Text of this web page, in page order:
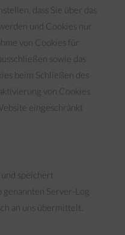
dass Sie über das
und Cookies nur
von Cookies für
sowie das
beim Schließen des
von Cookies
eingeschränkt
speichert
Server-Log
an uns übermittelt.